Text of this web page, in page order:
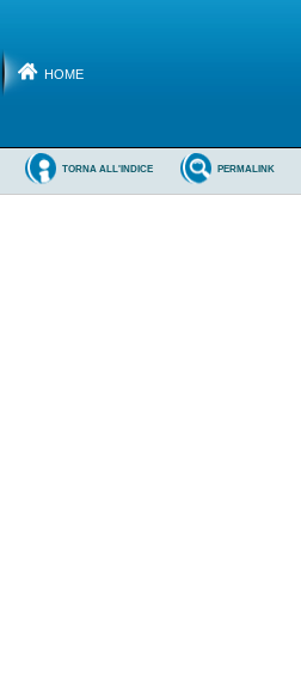
HOME
PERMALINK
TORNA ALL'INDICE